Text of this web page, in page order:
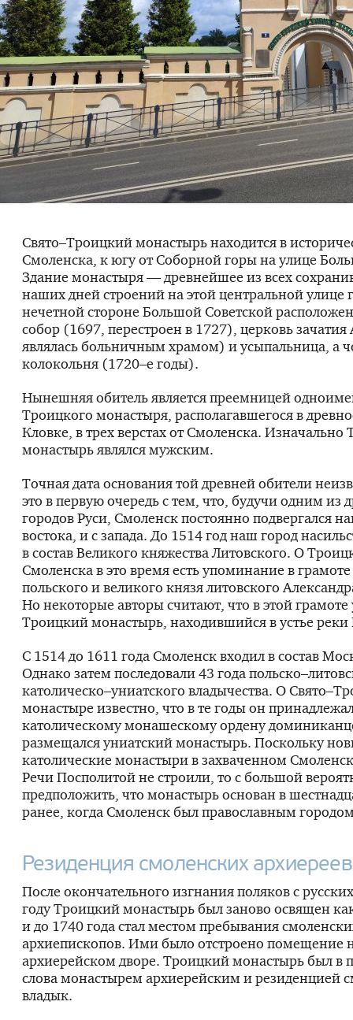
Свято–Троицкий монастырь находится в
Смоленска, к югу от Соборной горы на улице
Здание монастыря — древнейшее из всех
наших дней строений на этой центральной улице
нечетной стороне Большой Советской
собор (1697, перестроен в 1727), церковь
являлась больничным храмом) и усыпальница, а
колокольня (1720–е годы).
Нынешняя обитель является преемницей
Троицкого монастыря, располагавшегося в
Кловке, в трех верстах от Смоленска. Изначально
монастырь являлся мужским.
Точная дата основания той древней обители
это в первую очередь с тем, что, будучи одним из
городов Руси, Смоленск постоянно подвергался
востока, и с запада. До 1514 год наш город
в состав Великого княжества Литовского. О
Смоленска в это время есть упоминание в
польского и великого князя литовского
Но некоторые авторы считают, что в этой
Троицкий монастырь, находившийся в устье реки
С 1514 до 1611 года Смоленск входил в состав
Однако затем последовали 43 года
католическо–униатского владычества. О
монастыре известно, что в те годы он
католическому монашескому ордену
размещался униатский монастырь. Поскольку
католические монастыри в захваченном
Речи Посполитой не строили, то с большой
предположить, что монастырь основан в
ранее, когда Смоленск был православным
Резиденция смоленских архиереев
После окончательного изгнания поляков с
году Троицкий монастырь был заново освящен
и до 1740 года стал местом пребывания
архиепископов. Ими было отстроено помещение
архиерейском дворе. Троицкий монастырь был в
слова монастырем архиерейским и резиденцией
владык.